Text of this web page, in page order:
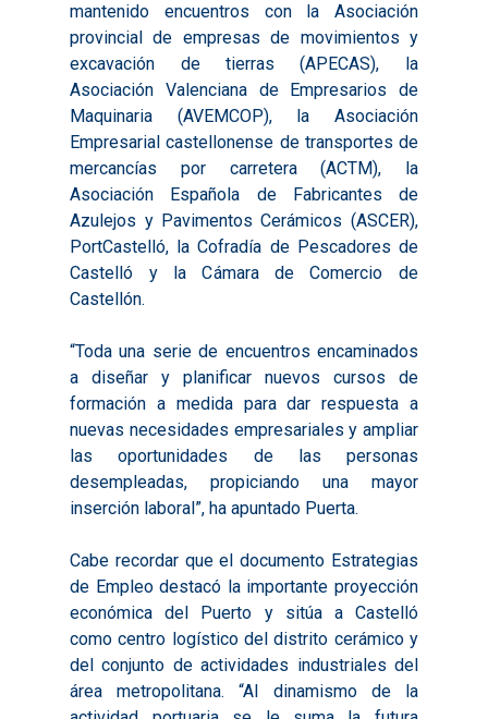
mantenido encuentros con la Asociación
provincial de empresas de movimientos y
excavación de tierras (APECAS), la
Asociación Valenciana de Empresarios de
Maquinaria (AVEMCOP), la Asociación
Empresarial castellonense de transportes de
mercancías por carretera (ACTM), la
Asociación Española de Fabricantes de
Azulejos y Pavimentos Cerámicos (ASCER),
PortCastelló, la Cofradía de Pescadores de
Castelló y la Cámara de Comercio de
Castellón.
“Toda una serie de encuentros encaminados
a diseñar y planificar nuevos cursos de
formación a medida para dar respuesta a
nuevas necesidades empresariales y ampliar
las oportunidades de las personas
desempleadas, propiciando una mayor
inserción laboral”, ha apuntado Puerta.
Cabe recordar que el documento Estrategias
de Empleo destacó la importante proyección
económica del Puerto y sitúa a Castelló
como centro logístico del distrito cerámico y
del conjunto de actividades industriales del
área metropolitana. “Al dinamismo de la
Objetivos
Valoración de
Experimentales
Procesos de
Territorial
Necesidades
Formación Pactos
Otras Acciones:
2019
2020
2016
2017
2018
2019
2020
2021
2022
Experimentales
Informes
Infografías
Infografías 2021
Infografías 2022
Infografías 2023
Pactos por el
LABORA
Documentación
Audiovisuales
Información
ODS
Noticias
Actualidad
Boletines de Noticias
Contacto